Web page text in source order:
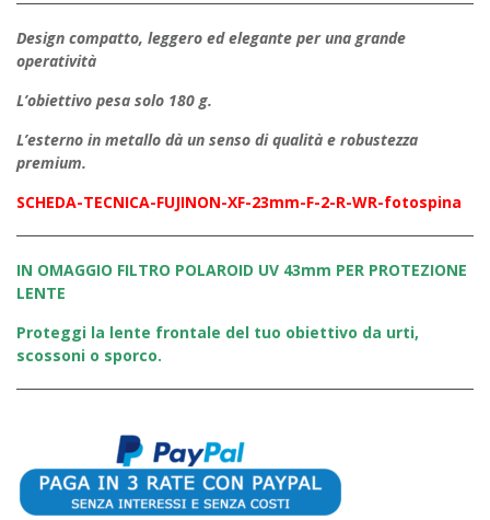
Design compatto, leggero ed elegante per una grande
operatività
L’obiettivo pesa solo 180 g.
L’esterno in metallo dà un senso di qualità e robustezza
premium.
SCHEDA-TECNICA-FUJINON-XF-23mm-F-2-R-WR-fotospina
IN OMAGGIO FILTRO POLAROID UV 43mm PER PROTEZIONE
LENTE
Proteggi la lente frontale del tuo obiettivo da urti,
scossoni o sporco.